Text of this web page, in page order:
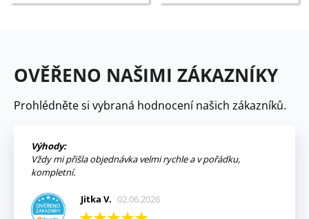
OVĚŘENO NAŠIMI ZÁKAZNÍKY
Prohlédněte si vybraná hodnocení našich zákazníků.
Výhody:
Vždy mi přišla objednávka velmi rychle a v pořádku,
kompletní.
Jitka V. 02.06.2026